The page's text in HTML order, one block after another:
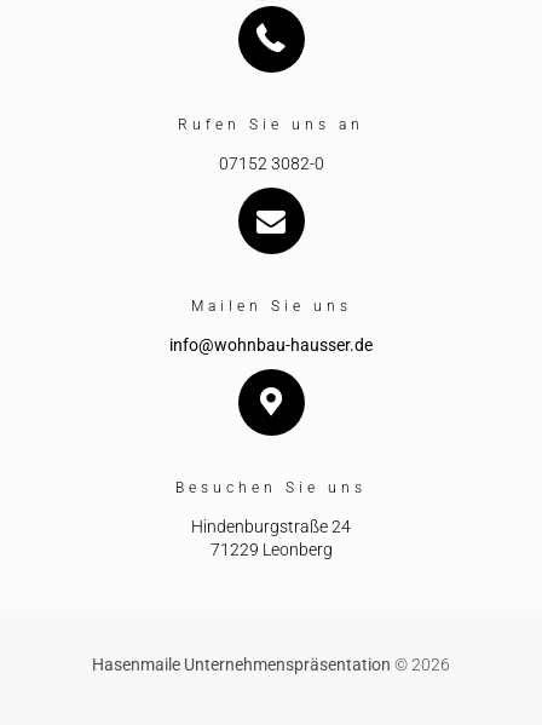
Rufen Sie uns an
07152 3082-0
Mailen Sie uns
info@wohnbau-hausser.de
Besuchen Sie uns
Hindenburgstraße 24
71229 Leonberg
Hasenmaile Unternehmenspräsentation © 2026